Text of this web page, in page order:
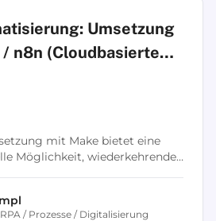
Umsetzung
n8n (Cloudbasierte
mit Make bietet eine
Möglichkeit, wiederkehrende
der sich...
/ Prozesse / Digitalisierung